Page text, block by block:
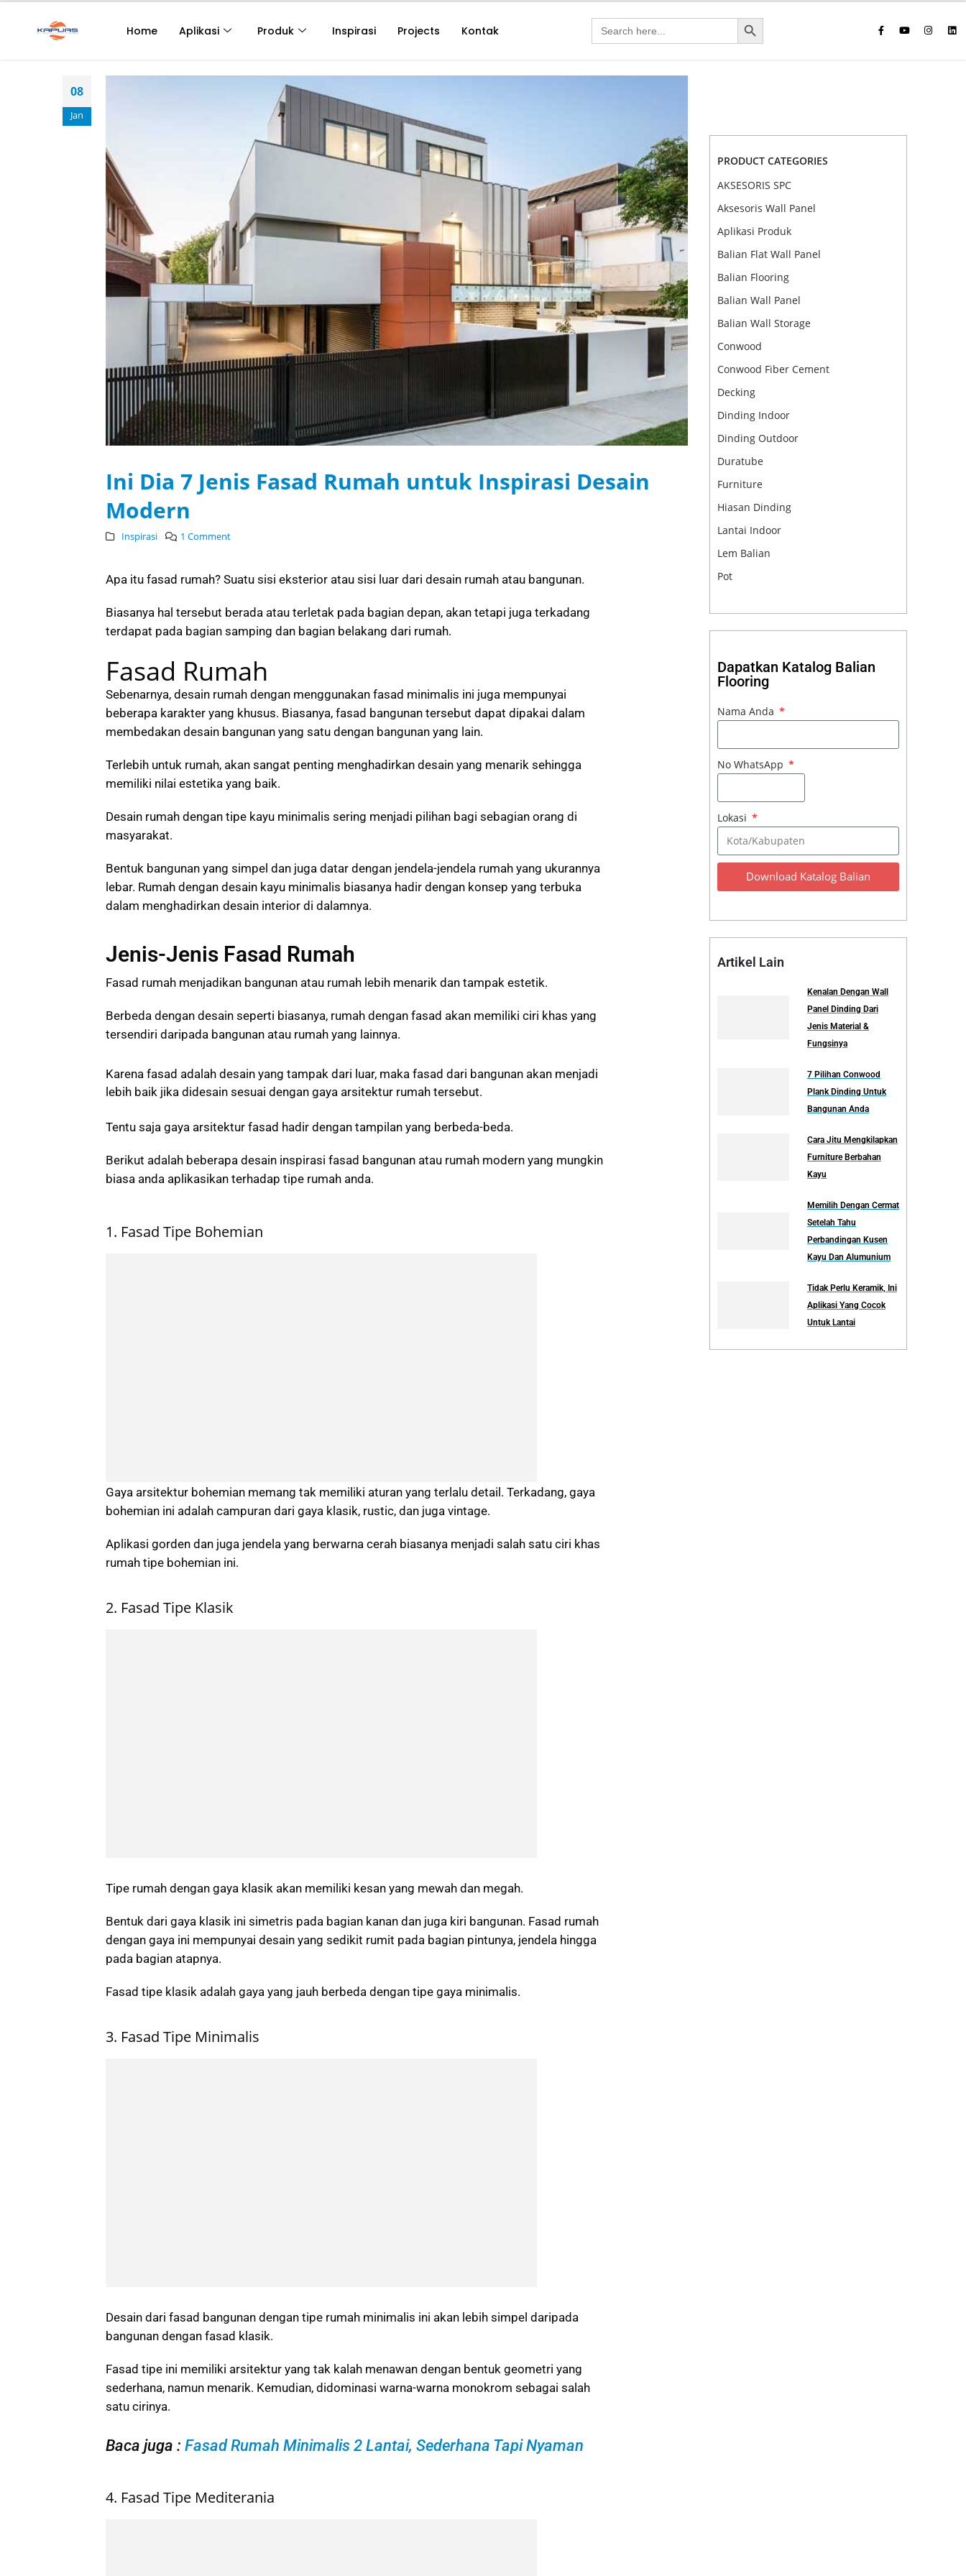
Home Aplikasi Produk Inspirasi Projects Kontak
Search
for:
Search Button
08
Jan
Ini Dia 7 Jenis Fasad Rumah untuk Inspirasi Desain
Modern
Inspirasi 1 Comment
Apa itu fasad rumah? Suatu sisi eksterior atau sisi luar dari desain rumah atau bangunan.
Biasanya hal tersebut berada atau terletak pada bagian depan, akan tetapi juga terkadang
terdapat pada bagian samping dan bagian belakang dari rumah.
Fasad Rumah
Sebenarnya, desain rumah dengan menggunakan fasad minimalis ini juga mempunyai
beberapa karakter yang khusus. Biasanya, fasad bangunan tersebut dapat dipakai dalam
membedakan desain bangunan yang satu dengan bangunan yang lain.
Terlebih untuk rumah, akan sangat penting menghadirkan desain yang menarik sehingga
memiliki nilai estetika yang baik.
Desain rumah dengan tipe kayu minimalis sering menjadi pilihan bagi sebagian orang di
masyarakat.
Bentuk bangunan yang simpel dan juga datar dengan jendela-jendela rumah yang ukurannya
lebar. Rumah dengan desain kayu minimalis biasanya hadir dengan konsep yang terbuka
dalam menghadirkan desain interior di dalamnya.
Jenis-Jenis Fasad Rumah
Fasad rumah menjadikan bangunan atau rumah lebih menarik dan tampak estetik.
Berbeda dengan desain seperti biasanya, rumah dengan fasad akan memiliki ciri khas yang
tersendiri daripada bangunan atau rumah yang lainnya.
Karena fasad adalah desain yang tampak dari luar, maka fasad dari bangunan akan menjadi
lebih baik jika didesain sesuai dengan gaya arsitektur rumah tersebut.
Tentu saja gaya arsitektur fasad hadir dengan tampilan yang berbeda-beda.
Berikut adalah beberapa desain inspirasi fasad bangunan atau rumah modern yang mungkin
biasa anda aplikasikan terhadap tipe rumah anda.
1. Fasad Tipe Bohemian
Gaya arsitektur bohemian memang tak memiliki aturan yang terlalu detail. Terkadang, gaya
bohemian ini adalah campuran dari gaya klasik, rustic, dan juga vintage.
Aplikasi gorden dan juga jendela yang berwarna cerah biasanya menjadi salah satu ciri khas
rumah tipe bohemian ini.
2. Fasad Tipe Klasik
Tipe rumah dengan gaya klasik akan memiliki kesan yang mewah dan megah.
Bentuk dari gaya klasik ini simetris pada bagian kanan dan juga kiri bangunan. Fasad rumah
dengan gaya ini mempunyai desain yang sedikit rumit pada bagian pintunya, jendela hingga
pada bagian atapnya.
Fasad tipe klasik adalah gaya yang jauh berbeda dengan tipe gaya minimalis.
3. Fasad Tipe Minimalis
Desain dari fasad bangunan dengan tipe rumah minimalis ini akan lebih simpel daripada
bangunan dengan fasad klasik.
Fasad tipe ini memiliki arsitektur yang tak kalah menawan dengan bentuk geometri yang
sederhana, namun menarik. Kemudian, didominasi warna-warna monokrom sebagai salah
satu cirinya.
Baca juga : Fasad Rumah Minimalis 2 Lantai, Sederhana Tapi Nyaman
4. Fasad Tipe Mediterania
PRODUCT CATEGORIES
AKSESORIS SPC
Aksesoris Wall Panel
Aplikasi Produk
Balian Flat Wall Panel
Balian Flooring
Balian Wall Panel
Balian Wall Storage
Conwood
Conwood Fiber Cement
Decking
Dinding Indoor
Dinding Outdoor
Duratube
Furniture
Hiasan Dinding
Lantai Indoor
Lem Balian
Pot
Dapatkan Katalog Balian
Flooring
Nama Anda
No WhatsApp
Lokasi
Download Katalog Balian
Artikel Lain
Kenalan Dengan Wall
Panel Dinding Dari
Jenis Material &
Fungsinya
7 Pilihan Conwood
Plank Dinding Untuk
Bangunan Anda
Cara Jitu Mengkilapkan
Furniture Berbahan
Kayu
Memilih Dengan Cermat
Setelah Tahu
Perbandingan Kusen
Kayu Dan Alumunium
Tidak Perlu Keramik, Ini
Aplikasi Yang Cocok
Untuk Lantai